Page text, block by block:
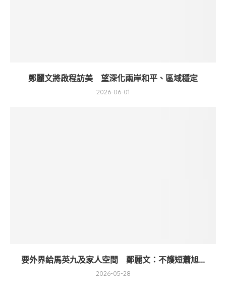
鄭麗文將啟程訪美 望深化兩岸和平、區域穩定
2026-06-01
要外界給馬英九及家人空間 鄭麗文：不護短蕭旭...
2026-05-28